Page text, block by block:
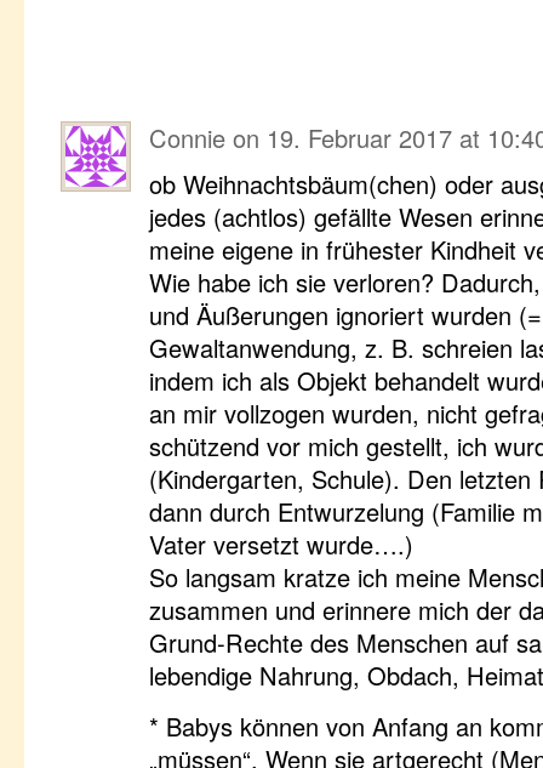
Connie on 19. Februar 2017 at
ob Weihnachtsbäum(chen) oder
jedes (achtlos) gefällte Wesen
meine eigene in frühester Kindheit
Wie habe ich sie verloren?
und Äußerungen ignoriert wurden
Gewaltanwendung, z. B. schreien
indem ich als Objekt behandelt
an mir vollzogen wurden, nicht
schützend vor mich gestellt, ich
(Kindergarten, Schule). Den
dann durch Entwurzelung (Familie
Vater versetzt wurde….)
So langsam kratze ich meine
zusammen und erinnere mich der
Grund-Rechte des Menschen auf
lebendige Nahrung, Obdach,
* Babys können von Anfang an
„müssen“. Wenn sie artgerecht